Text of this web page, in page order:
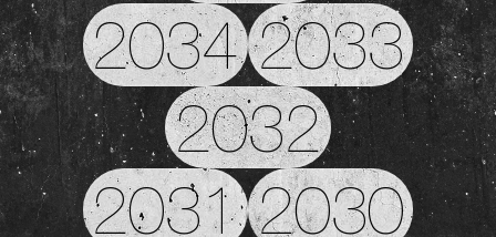
2034 2033
2032
2031 2030